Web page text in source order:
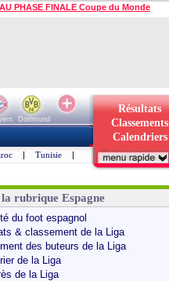
PHASE FINALE Coupe du Monde
Dortmund
Résultats
Classements
Calendriers
| Tunisie |
rubrique Espagne
du foot espagnol
& classement de la Liga
des buteurs de la Liga
de la Liga
de la Liga